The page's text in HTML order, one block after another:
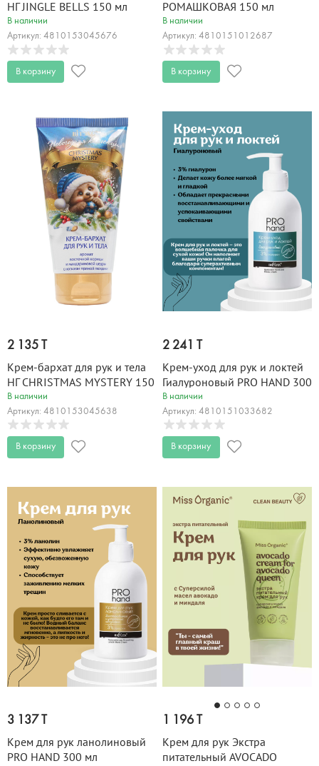
НГ JINGLE BELLS 150 мл
В наличии
Артикул: 4810153045676
В корзину
РОМАШКОВАЯ 150 мл
В наличии
Артикул: 4810151012687
В корзину
2 135 T
Крем-бархат для рук и тела
НГ CHRISTMAS MYSTERY 150
мл
В наличии
Артикул: 4810153045638
В корзину
2 241 T
Крем-уход для рук и локтей
Гиалуроновый PRO HAND 300
мл
В наличии
Артикул: 4810151033682
В корзину
3 137 T
Крем для рук ланолиновый
PRO HAND 300 мл
1 196 T
Крем для рук Экстра
питательный AVOCADO